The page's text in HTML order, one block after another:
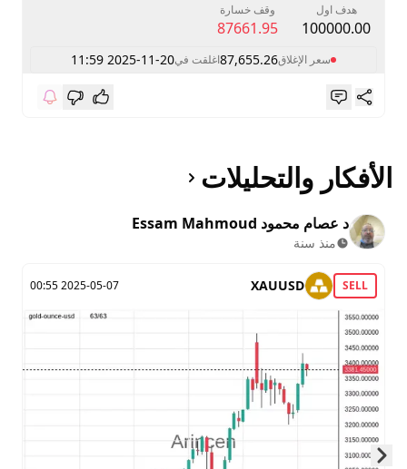
هدف اول
100000.00
وقف خسارة
87661.95
سعر الإغلاق87,655.26اغلقت في 2025-11-20 11:59
الأفكار والتحليلات
د عصام محمود Essam Mahmoud
منذ سنة
SELL
XAUUSD
2025-05-07 00:55